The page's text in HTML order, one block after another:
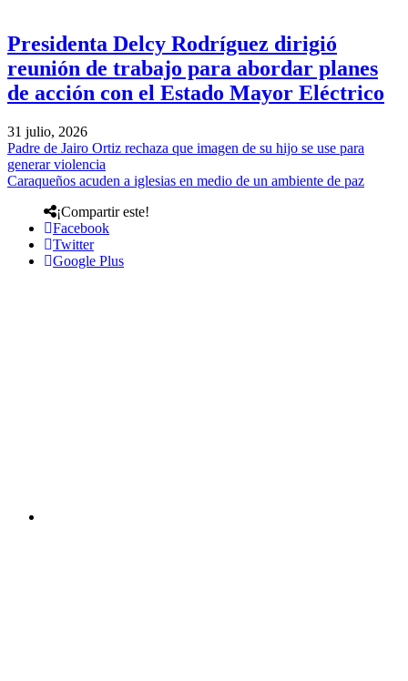
Presidenta Delcy Rodríguez dirigió
reunión de trabajo para abordar planes
de acción con el Estado Mayor Eléctrico
31 julio, 2026
Padre de Jairo Ortiz rechaza que imagen de su hijo se use para
generar violencia
Caraqueños acuden a iglesias en medio de un ambiente de paz
¡Compartir este!
Facebook
Twitter
Google Plus